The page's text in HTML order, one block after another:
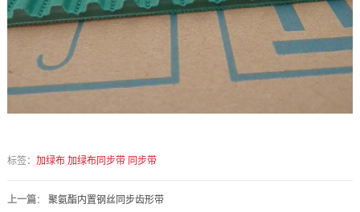
标签： 加绿布 加绿布同步带 同步带
上一篇： 聚氨酯内置钢丝同步齿形带